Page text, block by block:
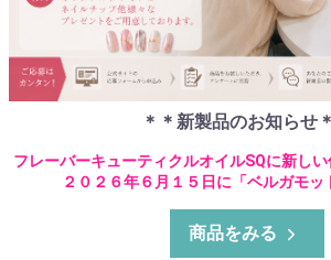
＊＊新製品のお知らせ
フレーバーキューティクルオイルSQに新しい
２０２６年６月１５日に「ベルガモッ
商品をみる